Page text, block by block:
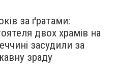
за ґратами:
двох храмів на
засудили за
зраду